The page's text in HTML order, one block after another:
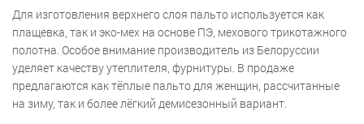
Для изготовления верхнего слоя пальто используется как
плащевка, так и эко-мех на основе ПЭ, мехового трикотажного
полотна. Особое внимание производитель из Белоруссии
уделяет качеству утеплителя, фурнитуры. В продаже
предлагаются как тёплые пальто для женщин, рассчитанные
на зиму, так и более лёгкий демисезонный вариант.